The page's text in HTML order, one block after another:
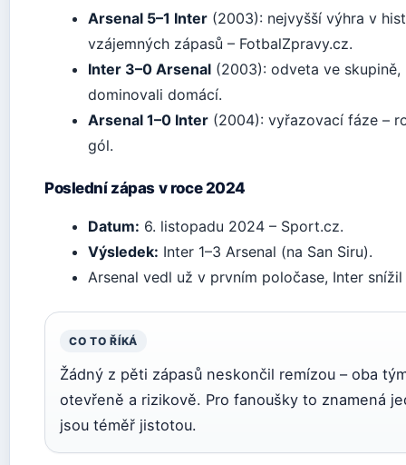
Arsenal 5–1 Inter (2003): nejvyšší výhra v
vzájemných zápasů – FotbalZpravy.cz.
Inter 3–0 Arsenal (2003): odveta ve skupině,
dominovali domácí.
Arsenal 1–0 Inter (2004): vyřazovací fáze –
gól.
Poslední zápas v roce 2024
Datum: 6. listopadu 2024 – Sport.cz.
Výsledek: Inter 1–3 Arsenal (na San Siru).
Arsenal vedl už v prvním poločase, Inter
CO TO ŘÍKÁ
Žádný z pěti zápasů neskončil remízou – oba
otevřeně a rizikově. Pro fanoušky to znamená
jsou téměř jistotou.